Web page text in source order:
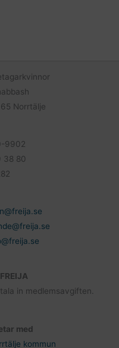
Norrtälje
9902
38 80
in medlemsavgiften.
med
kommun